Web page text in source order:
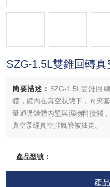
SZG-1.5L雙錐回轉真
簡要描述： SZG-1.5L雙錐回
體，罐內在真空狀態下，向夾
量通過罐體內壁與濕物料接觸
真空泵經真空排氣管被抽走。
產品型號：
產